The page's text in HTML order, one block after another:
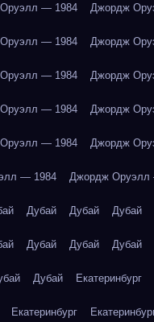
— 1984 Джордж
— 1984 Джордж
— 1984 Джордж
— 1984 Джордж
— 1984 Джордж
— 1984 Джордж Оруэлл
Дубай Дубай Дубай
Дубай Дубай Дубай
Дубай Екатеринбург
Екатеринбург